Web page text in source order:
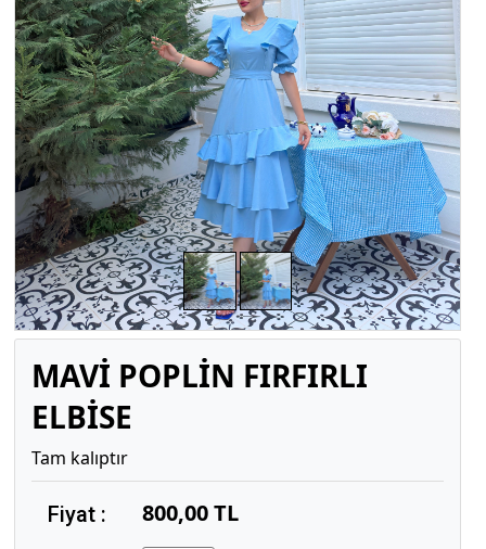
MAVİ POPLİN FIRFIRLI
ELBİSE
Tam kalıptır
Fiyat : 800,00 TL